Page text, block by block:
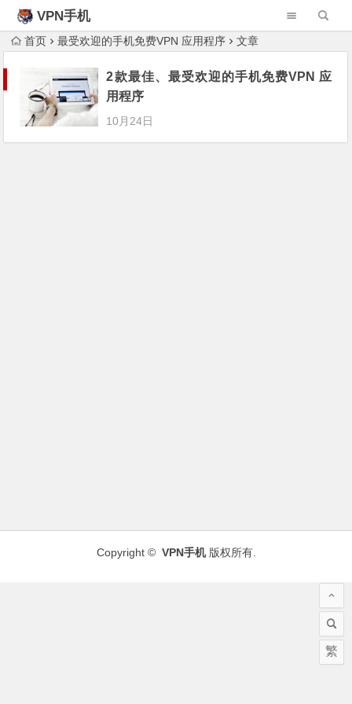
VPN手机
首页 最受欢迎的手机免费VPN 应用程序 文章
2款最佳、最受欢迎的手机免费VPN 应
用程序
10月24日
Copyright © VPN手机版权所有.
繁